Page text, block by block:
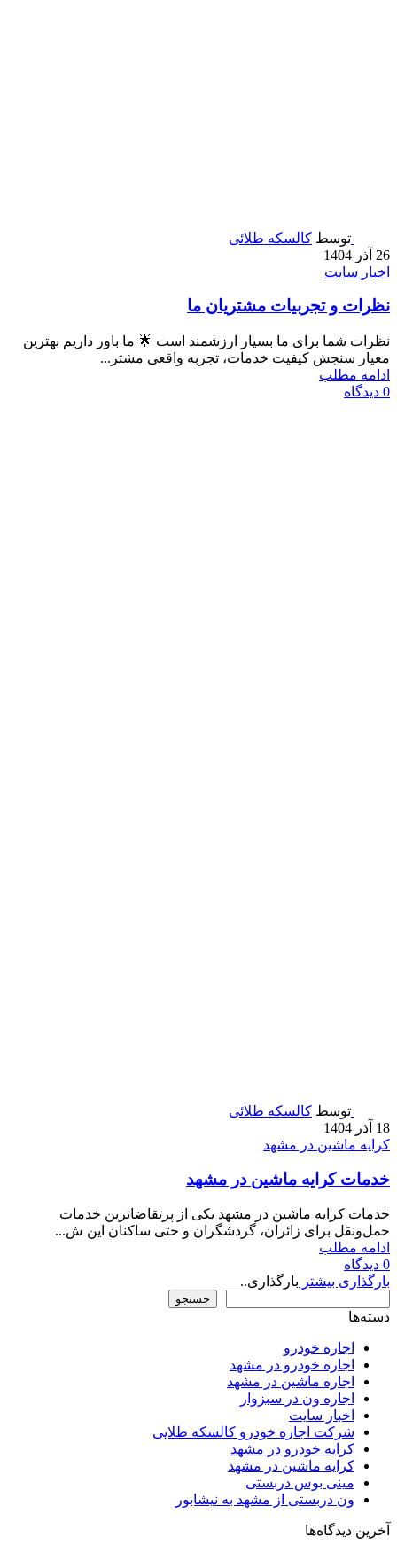
توسط کالسکه طلائی
26 آذر 1404
اخبار سایت
نظرات و تجربیات مشتریان ما
نظرات شما برای ما بسیار ارزشمند است 🌟 ما باور داریم بهترین
معیار سنجش کیفیت خدمات، تجربه واقعی مشتر...
ادامه مطلب
0 دیدگاه
توسط کالسکه طلائی
18 آذر 1404
کرایه ماشین در مشهد
خدمات کرایه ماشین در مشهد
خدمات کرایه ماشین در مشهد یکی از پرتقاضاترین خدمات
حمل‌ونقل برای زائران، گردشگران و حتی ساکنان این ش...
ادامه مطلب
0 دیدگاه
بارگذاری بیشتر بارگذاری..
جستجو
دسته‌ها
اجاره خودرو
اجاره خودرو در مشهد
اجاره ماشین در مشهد
اجاره ون در سبزوار
اخبار سایت
شرکت اجاره خودرو کالسکه طلایی
کرایه خودرو در مشهد
کرایه ماشین در مشهد
مینی بوس دربستی
ون دربستی از مشهد به نیشابور
آخرین دیدگاه‌ها